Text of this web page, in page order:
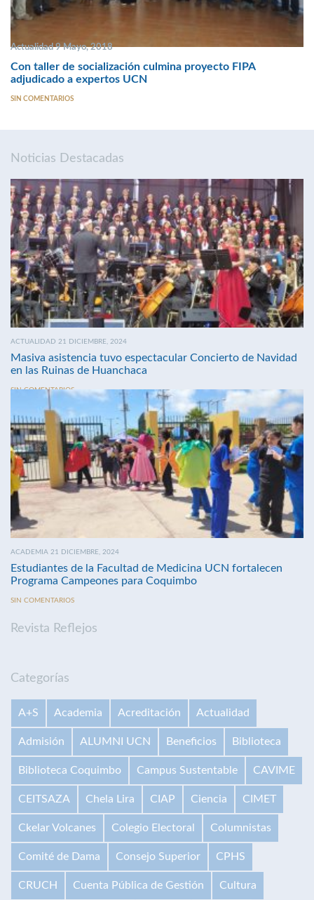
Actualidad 9 Mayo, 2018
Con taller de socialización culmina proyecto FIPA
adjudicado a expertos UCN
SIN COMENTARIOS
Noticias Destacadas
ACTUALIDAD 21 DICIEMBRE, 2024
Masiva asistencia tuvo espectacular Concierto de Navidad
en las Ruinas de Huanchaca
SIN COMENTARIOS
ACADEMIA 21 DICIEMBRE, 2024
Estudiantes de la Facultad de Medicina UCN fortalecen
Programa Campeones para Coquimbo
SIN COMENTARIOS
Revista Reflejos
Categorías
A+S Academia Acreditación Actualidad
Admisión ALUMNI UCN Beneficios Biblioteca
Biblioteca Coquimbo Campus Sustentable CAVIME
CEITSAZA Chela Lira CIAP Ciencia CIMET
Ckelar Volcanes Colegio Electoral Columnistas
Comité de Dama Consejo Superior CPHS
CRUCH Cuenta Pública de Gestión Cultura